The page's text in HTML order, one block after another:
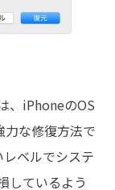
、iPhoneのOS
力な修復方法で
ベルでシステ
しているよう